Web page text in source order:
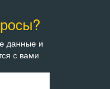
данные и
с вами